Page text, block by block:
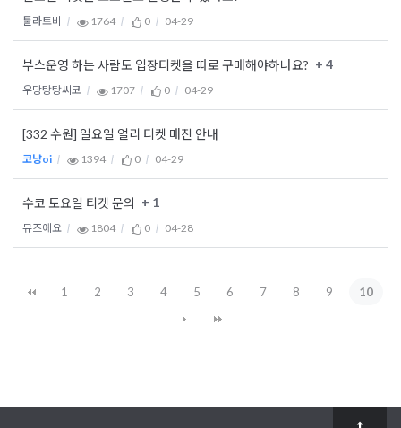
툴라토비 1764 0 04-29
부스운영 하는 사람도 입장티켓을 따로 구매해야하나요? + 4
우당탕탕씨코 1707 0 04-29
[332 수원] 일요일 얼리 티켓 매진 안내
코냥oi 1394 0 04-29
수코 토요일 티켓 문의 + 1
뮤즈에요 1804 0 04-28
1 2 3 4 5 6 7 8 9 10